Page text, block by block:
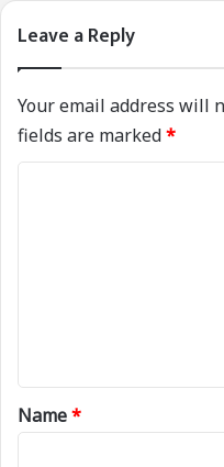
Leave a Reply
Your email address will
fields are marked*
*
Name*